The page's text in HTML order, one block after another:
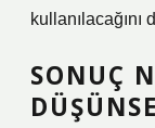
kullanılacağını
SONUÇ